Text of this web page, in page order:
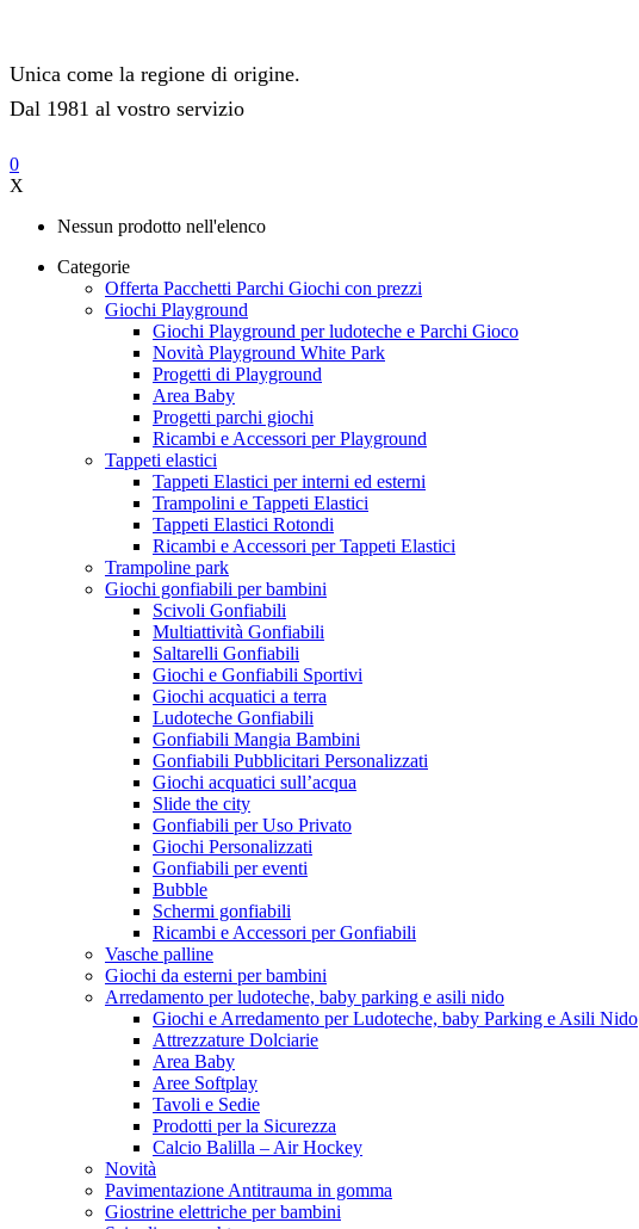
Unica come la regione di origine.
Dal 1981 al vostro servizio
0
X
Nessun prodotto nell'elenco
Categorie
Offerta Pacchetti Parchi Giochi con prezzi
Giochi Playground
Giochi Playground per ludoteche e Parchi Gioco
Novità Playground White Park
Progetti di Playground
Area Baby
Progetti parchi giochi
Ricambi e Accessori per Playground
Tappeti elastici
Tappeti Elastici per interni ed esterni
Trampolini e Tappeti Elastici
Tappeti Elastici Rotondi
Ricambi e Accessori per Tappeti Elastici
Trampoline park
Giochi gonfiabili per bambini
Scivoli Gonfiabili
Multiattività Gonfiabili
Saltarelli Gonfiabili
Giochi e Gonfiabili Sportivi
Giochi acquatici a terra
Ludoteche Gonfiabili
Gonfiabili Mangia Bambini
Gonfiabili Pubblicitari Personalizzati
Giochi acquatici sull’acqua
Slide the city
Gonfiabili per Uso Privato
Giochi Personalizzati
Gonfiabili per eventi
Bubble
Schermi gonfiabili
Ricambi e Accessori per Gonfiabili
Vasche palline
Giochi da esterni per bambini
Arredamento per ludoteche, baby parking e asili nido
Giochi e Arredamento per Ludoteche, baby Parking e Asili Nido
Attrezzature Dolciarie
Area Baby
Aree Softplay
Tavoli e Sedie
Prodotti per la Sicurezza
Calcio Balilla – Air Hockey
Novità
Pavimentazione Antitrauma in gomma
Giostrine elettriche per bambini